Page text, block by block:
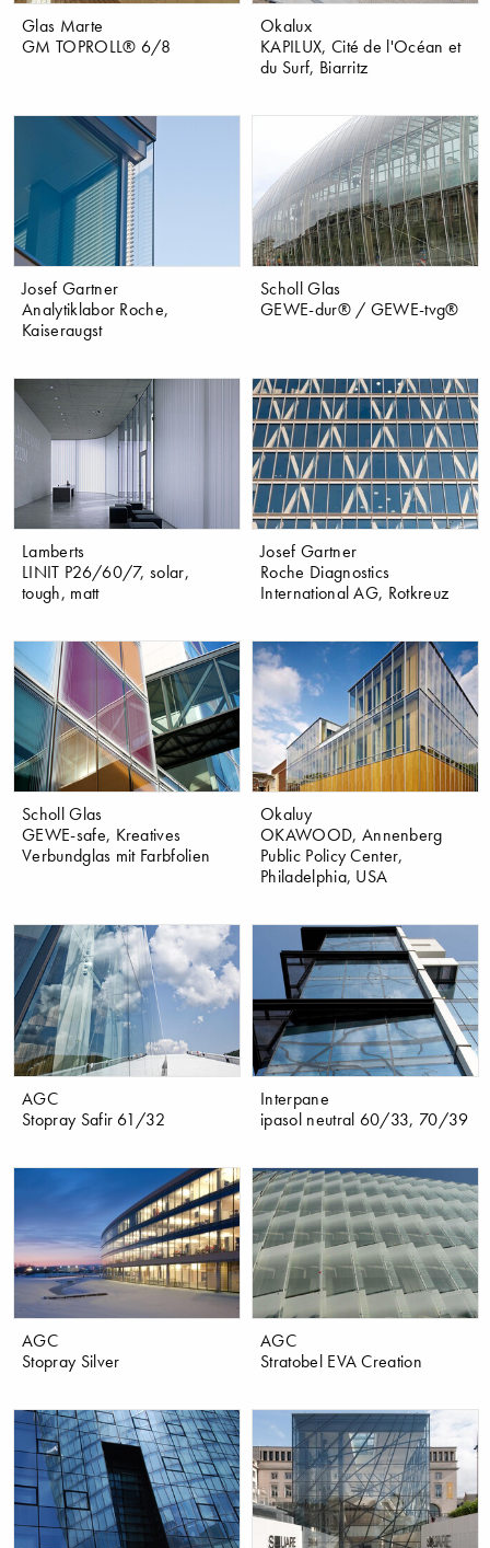
Glas Marte
GM TOPROLL® 6/8
Okalux
KAPILUX, Cité de l'Océan et
du Surf, Biarritz
Josef Gartner
Analytiklabor Roche,
Kaiseraugst
Scholl Glas
GEWE-dur® / GEWE-tvg®
Lamberts
LINIT P26/60/7, solar,
tough, matt
Josef Gartner
Roche Diagnostics
International AG, Rotkreuz
Scholl Glas
GEWE-safe, Kreatives
Verbundglas mit Farbfolien
Okaluy
OKAWOOD, Annenberg
Public Policy Center,
Philadelphia, USA
AGC
Stopray Safir 61/32
Interpane
ipasol neutral 60/33, 70/39
AGC
Stopray Silver
AGC
Stratobel EVA Creation